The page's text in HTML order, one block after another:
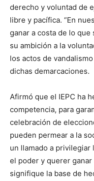
derecho y voluntad de
libre y pacífica. “En
ganar a costa de lo
su ambición a la
los actos de
dichas demarcaciones.
Afirmó que el IEPC ha
competencia, para
celebración de
pueden permear a la
un llamado a
el poder y querer
signifique la base de